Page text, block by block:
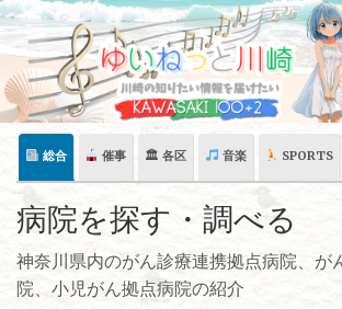
Skip
content
総合 催事 🏛 各区 音楽 SPORTS
病院を探す・調べる
神奈川県内のがん診療連携拠点病院、が
院、小児がん拠点病院の紹介